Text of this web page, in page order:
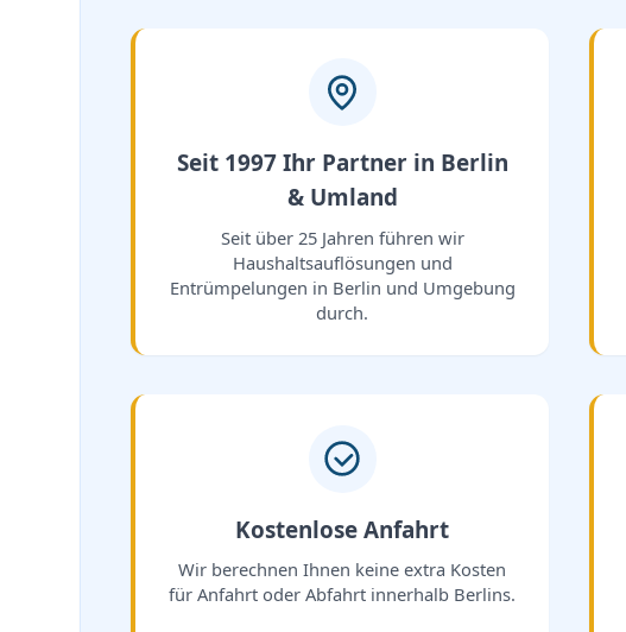
Seit 1997 Ihr Partner in Berlin
& Umland
Seit über 25 Jahren führen wir
Haushaltsauflösungen und
Entrümpelungen in Berlin und Umgebung
durch.
Kostenlose Anfahrt
Wir berechnen Ihnen keine extra Kosten
für Anfahrt oder Abfahrt innerhalb Berlins.